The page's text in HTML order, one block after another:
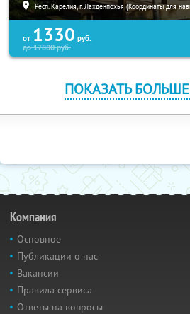
Респ. Карелия, г. Лахденпохья (Координаты для
от 1330 руб.
до17880руб.
ПОКАЗАТЬ
Компания
Основное
Публикации о нас
Вакансии
Правила сервиса
Ответы на вопросы